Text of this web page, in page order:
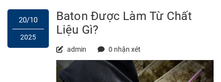
20/10
2025
Baton Được Làm Từ Chất
Liệu Gì?
admin 0 nhận xét